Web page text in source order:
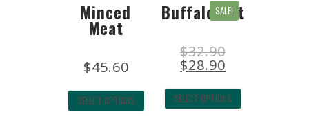
Minced
Meat
$45.60
SELECT OPTIONS
SALE!
Buffalo Cut
$32.90
$28.90
SELECT OPTIONS